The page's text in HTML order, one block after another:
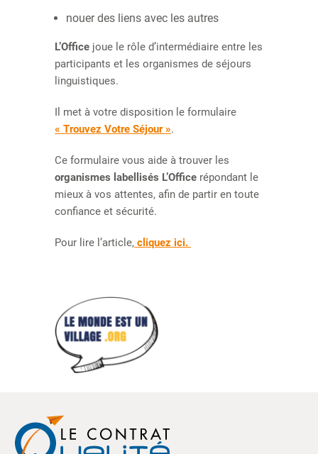
nouer des liens avec les autres
L’Office joue le rôle d’intermédiaire entre les
participants et les organismes de séjours
linguistiques.
Il met à votre disposition le formulaire
« Trouvez Votre Séjour ».
Ce formulaire vous aide à trouver les
organismes labellisés L’Office répondant le
mieux à vos attentes, afin de partir en toute
confiance et sécurité.
Pour lire l’article, cliquez ici.